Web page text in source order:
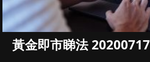
黃金即市睇法 20200717